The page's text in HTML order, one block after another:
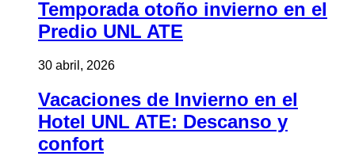
Temporada otoño invierno en el
Predio UNL ATE
30 abril, 2026
Vacaciones de Invierno en el
Hotel UNL ATE: Descanso y
confort